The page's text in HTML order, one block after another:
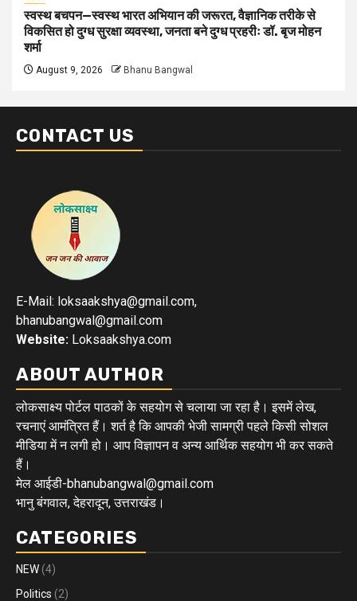
स्वस्थ बचपन—स्वस्थ भारत अभियान की जरूरत, वैज्ञानिक तरीके से
विकसित हो दुग्ध सुरक्षा व्यवस्था, जनता बने दुग्ध प्रहरीः डॉ. बृज मोहन
शर्मा
August 9, 2026 Bhanu Bangwal
CONTACT US
E-Mail: loksaakshya@gmail.com,
bhanubangwal@gmail.com
Website: Loksaakshya.com
ABOUT AUTHOR
लोकसाक्ष्य पोर्टल पाठकों के सहयोग से चलाया जा रहा है। इसमें लेख,
रचनाएं आमंत्रित हैं। शर्त है कि आपकी भेजी सामग्री पहले किसी सोशल
मीडिया में न लगी हो। आप विज्ञापन व अन्य आर्थिक सहयोग भी कर सकते
हैं।
मेल आईडी-bhanubangwal@gmail.com
भानु बंगवाल, देहरादून, उत्तराखंड।
CATEGORIES
NEW (4)
Politics (2)